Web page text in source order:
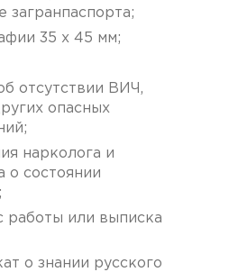
загранпаспорта;
35 x 45 мм;
отсутствии ВИЧ,
опасных
нарколога и
о состоянии
работы или выписка
о знании русского